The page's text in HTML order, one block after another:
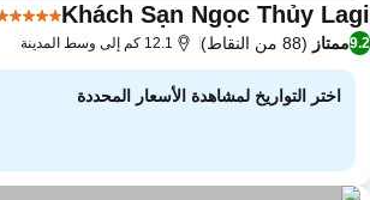
Khách Sạn Ngọc Thủy Lagi5 عدد النجوم
9.2ممتاز (88 من النقاط) 12.1 كم إلى وسط المدينة
اختر التواريخ لمشاهدة الأسعار المحددة